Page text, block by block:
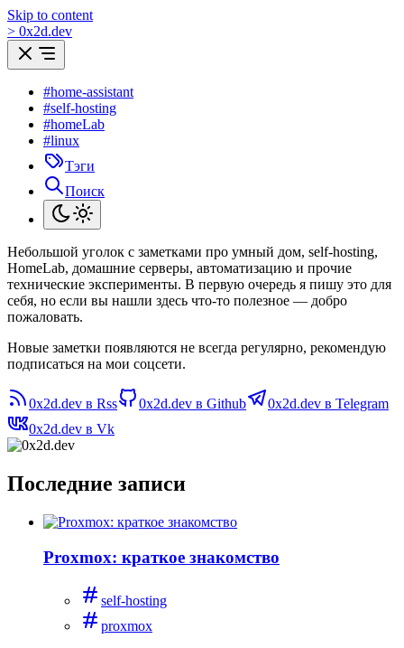
Skip to content
> 0x2d.dev
#home-assistant
#self-hosting
#homeLab
#linux
Тэги
Поиск
Небольшой уголок с заметками про умный дом, self-hosting,
HomeLab, домашние серверы, автоматизацию и прочие
технические эксперименты. В первую очередь я пишу это для
себя, но если вы нашли здесь что-то полезное — добро
пожаловать.
Новые заметки появляются не всегда регулярно, рекомендую
подписаться на мои соцсети.
0x2d.dev в Rss 0x2d.dev в Github
0x2d.dev в Telegram
0x2d.dev в Vk
Последние записи
Proxmox: краткое знакомство
self-hosting
proxmox